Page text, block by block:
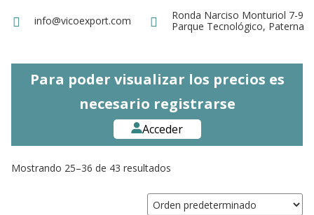
Email
info@vicoexport.com Dirección
Ronda Narciso Monturiol 7-9
Parque Tecnológico, Paterna
Para poder visualizar los precios es
necesario registrarse
Acceder
Mostrando 25–36 de 43 resultados